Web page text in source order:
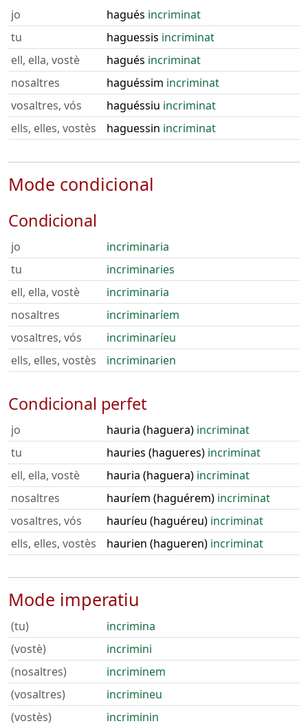
jo hagués incriminat
tu
haguessis incriminat
ell, ella, vostè
hagués incriminat
nosaltres
haguéssim incriminat
vosaltres, vós
haguéssiu incriminat
ells, elles, vostès
haguessin incriminat
Mode condicional
Condicional
jo
incriminaria
tu
incriminaries
ell, ella, vostè
incriminaria
nosaltres
incriminaríem
vosaltres, vós
incriminaríeu
ells, elles, vostès
incriminarien
Condicional perfet
jo hauria (haguera) incriminat
tu
hauries (hagueres) incriminat
ell, ella, vostè
hauria (haguera) incriminat
nosaltres
hauríem (haguérem) incriminat
vosaltres, vós
hauríeu (haguéreu) incriminat
ells, elles, vostès
haurien (hagueren) incriminat
Mode imperatiu
(tu)
incrimina
(vostè)
incrimini
(nosaltres)
incriminem
(vosaltres)
incrimineu
(vostès)
incriminin